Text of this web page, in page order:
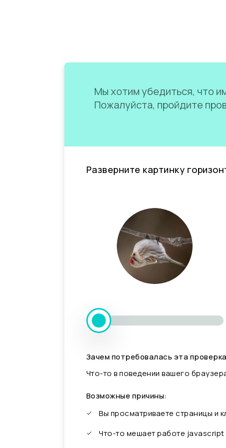
Мы хотим убедиться, что
Пожалуйста, пройдите
Разверните картинку
Зачем потребовалась эта
Что-то в поведении вашего
Возможные причины:
Вы просматриваете страницы и
Что-то мешает работе javascript